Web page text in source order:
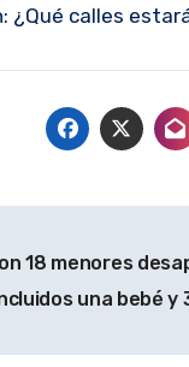
¿Qué calles
18 menores
una bebé y